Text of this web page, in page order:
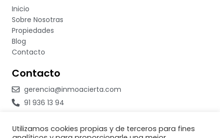
Inicio
Sobre Nosotras
Propiedades
Blog
Contacto
Contacto
gerencia@inmoacierta.com
91 936 13 94
633 301 298
Utilizamos cookies propias y de terceros para fines